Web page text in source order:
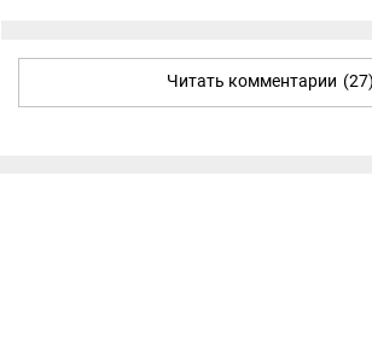
Читать комментарии (27)